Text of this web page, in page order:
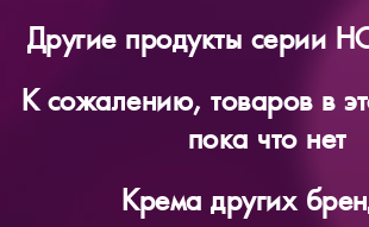
Другие продукты серии
К сожалению, товаров в
пока что нет
Крема других